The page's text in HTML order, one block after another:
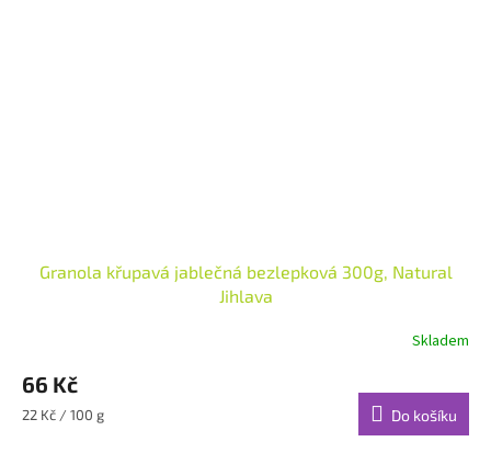
Granola křupavá jablečná bezlepková 300g, Natural
Jihlava
Skladem
66 Kč
Měrná
22 Kč / 100 g Do košíku